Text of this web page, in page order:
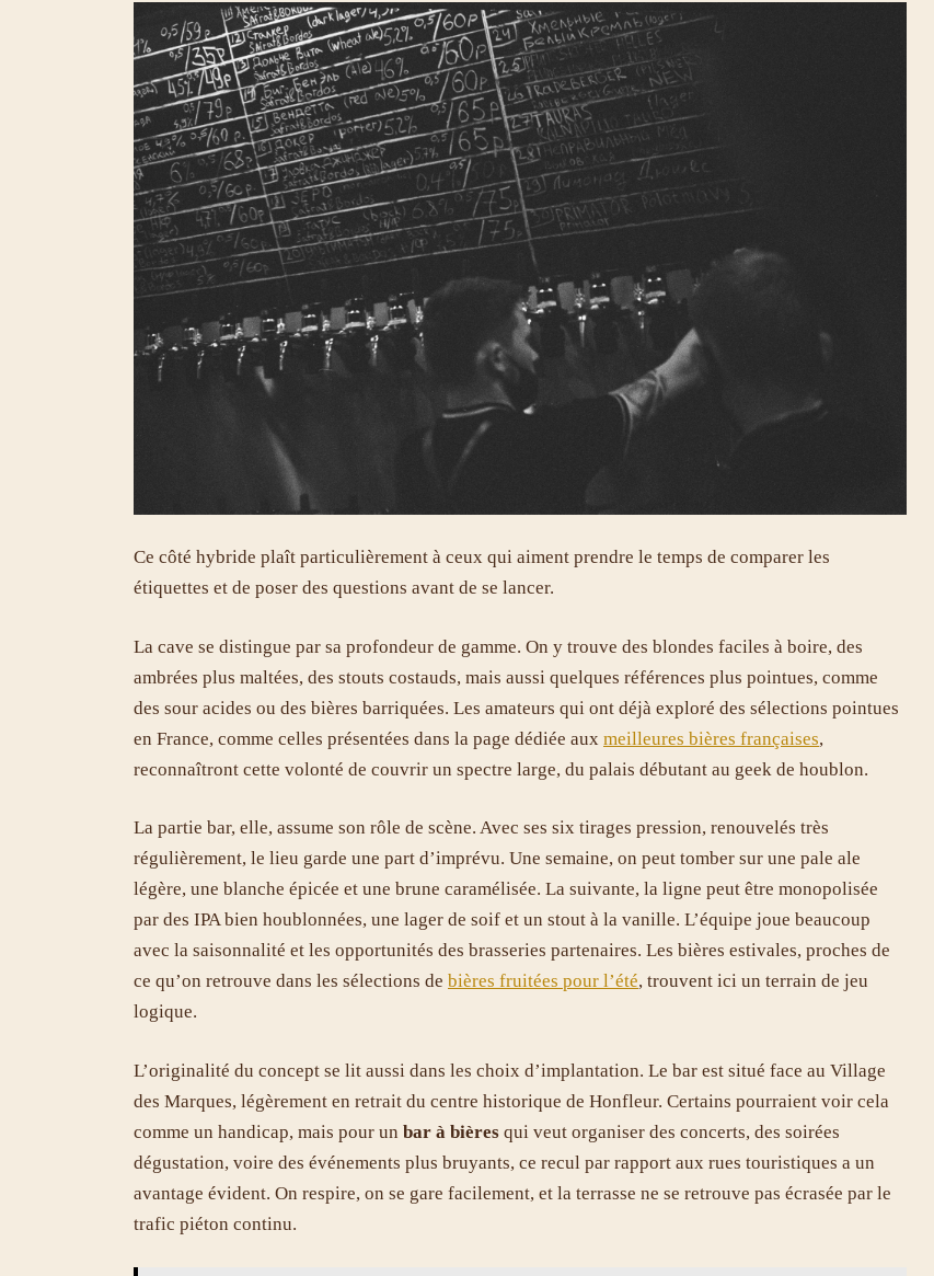
Ce côté hybride plaît particulièrement à ceux qui aiment prendre le temps de comparer les
étiquettes et de poser des questions avant de se lancer.
La cave se distingue par sa profondeur de gamme. On y trouve des blondes faciles à boire, des
ambrées plus maltées, des stouts costauds, mais aussi quelques références plus pointues, comme
des sour acides ou des bières barriquées. Les amateurs qui ont déjà exploré des sélections pointues
en France, comme celles présentées dans la page dédiée aux meilleures bières françaises,
reconnaîtront cette volonté de couvrir un spectre large, du palais débutant au geek de houblon.
La partie bar, elle, assume son rôle de scène. Avec ses six tirages pression, renouvelés très
régulièrement, le lieu garde une part d’imprévu. Une semaine, on peut tomber sur une pale ale
légère, une blanche épicée et une brune caramélisée. La suivante, la ligne peut être monopolisée
par des IPA bien houblonnées, une lager de soif et un stout à la vanille. L’équipe joue beaucoup
avec la saisonnalité et les opportunités des brasseries partenaires. Les bières estivales, proches de
ce qu’on retrouve dans les sélections de bières fruitées pour l’été, trouvent ici un terrain de jeu
logique.
L’originalité du concept se lit aussi dans les choix d’implantation. Le bar est situé face au Village
des Marques, légèrement en retrait du centre historique de Honfleur. Certains pourraient voir cela
comme un handicap, mais pour un bar à bières qui veut organiser des concerts, des soirées
dégustation, voire des événements plus bruyants, ce recul par rapport aux rues touristiques a un
avantage évident. On respire, on se gare facilement, et la terrasse ne se retrouve pas écrasée par le
trafic piéton continu.